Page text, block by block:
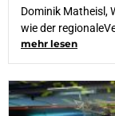
Dominik Matheisl,
wie der
mehr lesen